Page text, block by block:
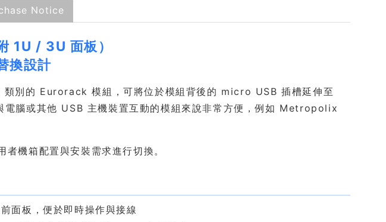
Notice
/ 3U 面板）
換設計
的 Eurorack 模組，可將位於模組背後的 micro USB 插槽延伸至
腦或其他 USB 主機裝置互動的模組來說非常方便，例如 Metropolix
機箱配置與安裝需求進行切換。
面板，便於即時操作與接線